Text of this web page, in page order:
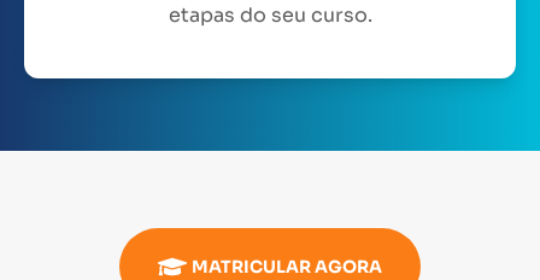
etapas do seu curso.
MATRICULAR AGORA